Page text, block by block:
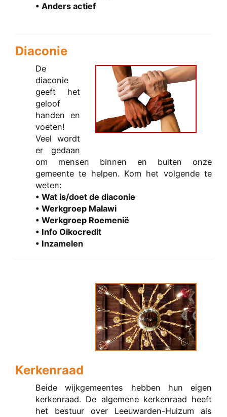
• Anders actief
Diaconie
De
diaconie
geeft het
geloof
handen en
voeten!
Veel wordt
er gedaan
om mensen binnen en buiten onze
gemeente te helpen. Kom het volgende te
weten:
• Wat is/doet de diaconie
• Werkgroep Malawi
• Werkgroep Roemenië
• Info Oikocredit
• Inzamelen
Kerkenraad
Beide wijkgemeentes hebben hun eigen
kerkenraad. De algemene kerkenraad heeft
het bestuur over Leeuwarden-Huizum als